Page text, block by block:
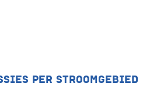
PER STROOMGEBIED